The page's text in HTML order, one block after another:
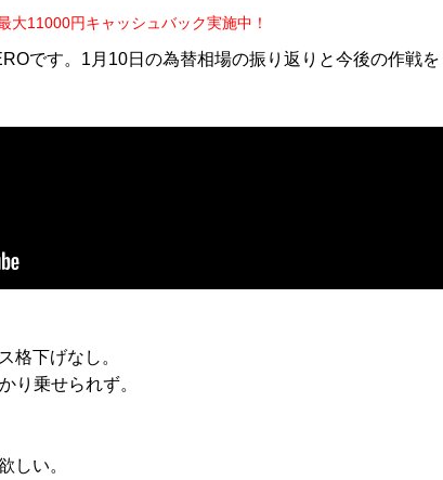
大11000円キャッシュバック実施中！
です。1月10日の為替相場の振り返りと今後の作戦を
格下げなし。
り乗せられず。
しい。